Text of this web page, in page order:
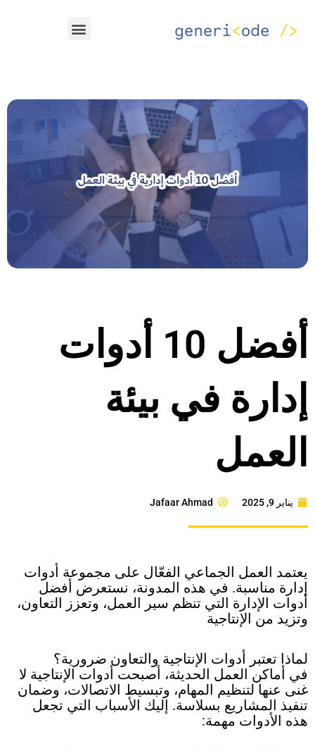
المحتوى
Menu
أفضل 10 أدوات
إدارة في بيئة
العمل
يناير 9, 2025 Jafaar Ahmad
يعتمد العمل الجماعي الفعّال على مجموعة أدوات
إدارة مناسبة. في هذه المدونة، نستعرض أفضل
أدوات الإدارة التي تنظم سير العمل، وتعزز التعاون،
وتزيد من الإنتاجية
لماذا تعتبر أدوات الإنتاجية والتعاون ضرورية؟
في أماكن العمل الحديثة، أصبحت أدوات الإنتاجية لا
غنى عنها لتنظيم المهام، وتبسيط الاتصالات، وضمان
تنفيذ المشاريع بسلاسة. إليك الأسباب التي تجعل
هذه الأدوات مهمة: